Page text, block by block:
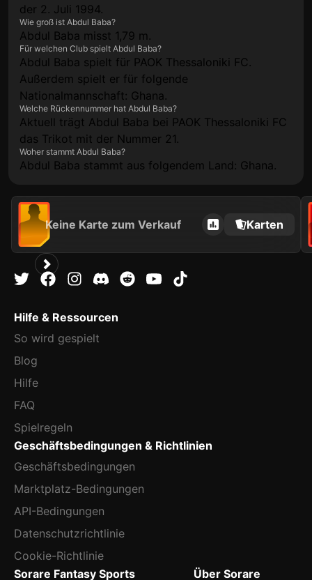
der 2. Juli 1994.
Wie groß ist Abdul Baba?
Abdul Baba misst 1,79 m.
Für welchen Club spielt Abdul Baba?
Abdul Baba spielt für PAOK Thessaloniki FC.
Außerdem spielt er für folgende
Nationalmannschaft: Ghana.
Welche Rückennummer hat Abdul Baba?
Aktuell trägt Abdul Baba bei PAOK Thessaloniki FC
das Trikot mit der Nummer 21.
Woher stammt Abdul Baba?
Abdul Baba stammt aus folgendem Land: Ghana.
Keine Karte zum Verkauf Karten
Hilfe & Ressourcen
So wird gespielt
Blog
Hilfe
FAQ
Spielregeln
Geschäftsbedingungen & Richtlinien
Geschäftsbedingungen
Marktplatz-Bedingungen
API-Bedingungen
Datenschutzrichtlinie
Cookie-Richtlinie
Sorare Fantasy Sports
Über Sorare